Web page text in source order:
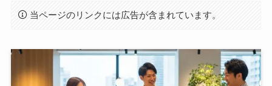
当ページのリンクには広告が含まれています。